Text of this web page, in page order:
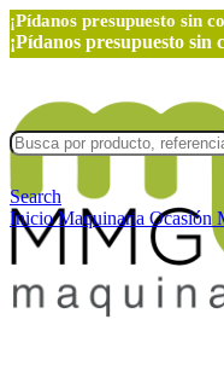
¡Pídanos presupuesto sin
¡Pídanos presupuesto sin
Search
InicioMaquinaria Ocasión